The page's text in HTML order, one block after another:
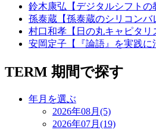
鈴木康弘【デジタルシフトの
孫泰蔵【孫泰蔵のシリコンバ
村口和孝【日の丸キャピタリ
安岡定子【『論語』を実践に
TERM 期間で探す
年月を選ぶ
2026年08月(5)
2026年07月(19)